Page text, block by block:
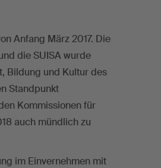
Anfang März 2017. Die
die SUISA wurde
Bildung und Kultur des
Standpunkt
Kommissionen für
auch mündlich zu
im Einvernehmen mit